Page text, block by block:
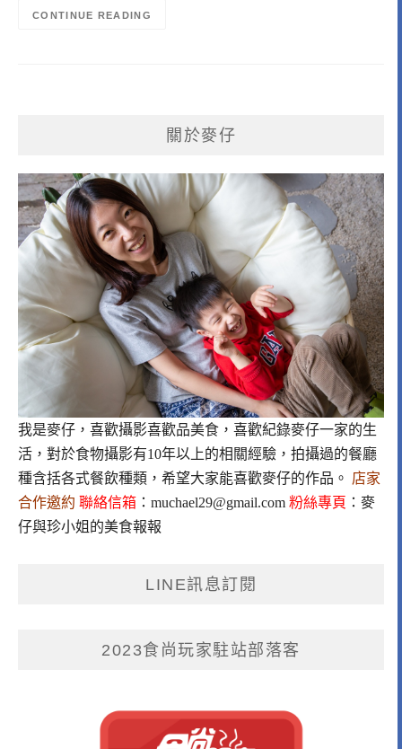
CONTINUE READING
關於麥仔
我是麥仔，喜歡攝影喜歡品美食，喜歡紀錄麥仔一家的生
活，對於食物攝影有10年以上的相關經驗，拍攝過的餐廳
種含括各式餐飲種類，希望大家能喜歡麥仔的作品。 店家
合作邀約 聯絡信箱 ： muchael29@gmail.com 粉絲專頁 ： 麥
仔與珍小姐的美食報報
LINE訊息訂閱
2023食尚玩家駐站部落客